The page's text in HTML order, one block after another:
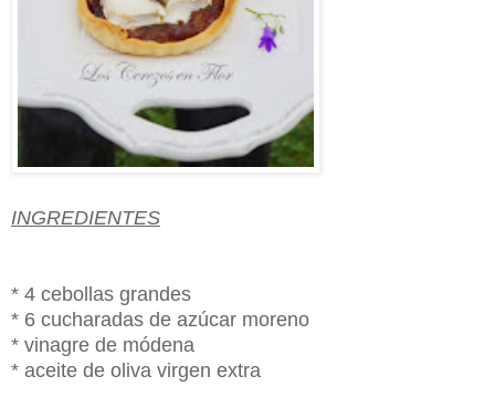
INGREDIENTES
* 4 cebollas grandes
* 6 cucharadas de azúcar moreno
* vinagre de módena
* aceite de oliva virgen extra